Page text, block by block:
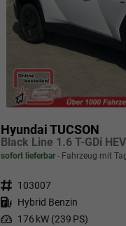
Hyundai TUCSON
sofort lieferbar Fahrzeug mit
Fahrzeugnr. 103007
Kraftstoff Hybrid Benzin
Leistung 176 kW (239 PS)